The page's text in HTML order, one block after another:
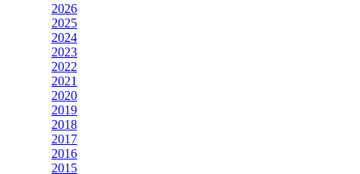
2026
2025
2024
2023
2022
2021
2020
2019
2018
2017
2016
2015